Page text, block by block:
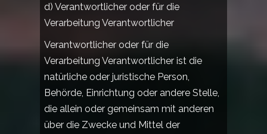
d) Verantwortlicher oder für die
Verarbeitung Verantwortlicher
Verantwortlicher oder für die
Verarbeitung Verantwortlicher ist die
natürliche oder juristische Person,
Behörde, Einrichtung oder andere Stelle,
die allein oder gemeinsam mit anderen
über die Zwecke und Mittel der